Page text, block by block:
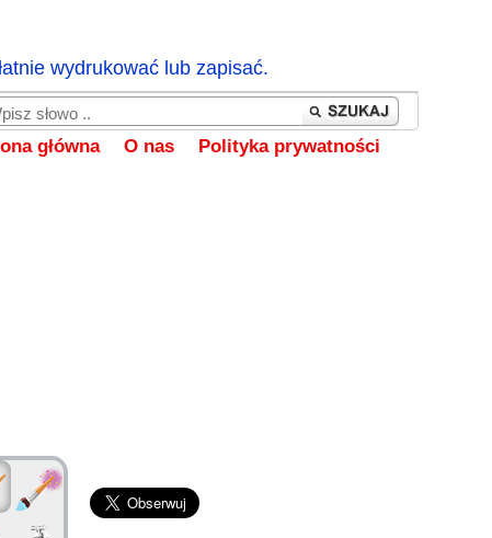
wydrukować lub zapisać.
główna O nas Polityka prywatności